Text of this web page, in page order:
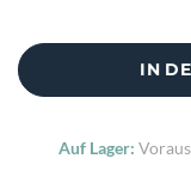
IN
Auf Lager: